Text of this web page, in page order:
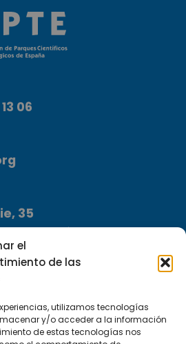
el
de las
utilizamos tecnologías
y/o acceder a la información
de estas tecnologías nos
06
35
Málaga